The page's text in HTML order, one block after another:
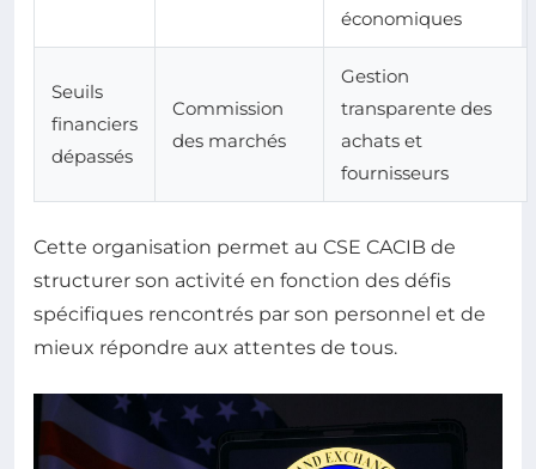
économiques
Seuils
financiers
dépassés
Commission
des marchés
Gestion
transparente des
achats et
fournisseurs
Cette organisation permet au CSE CACIB de
structurer son activité en fonction des défis
spécifiques rencontrés par son personnel et de
mieux répondre aux attentes de tous.